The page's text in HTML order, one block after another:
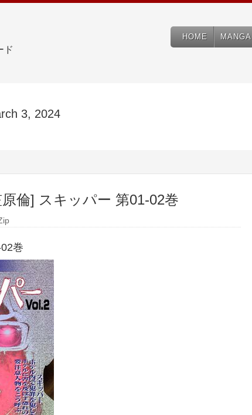
ド
HOME MANGA
3, 2024
倫] スキッパー 第01-02巻
巻